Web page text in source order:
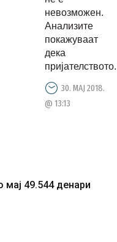
невозможен.
Анализите
покажуваат
дека
30. МАЈ 2018.
@ 13:13
мај 49.544 денари